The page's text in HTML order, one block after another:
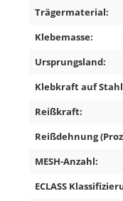
Trägermaterial:
Klebemasse:
Ursprungsland:
Klebkraft auf
Reißkraft:
Reißdehnung
MESH-Anzahl:
ECLASS